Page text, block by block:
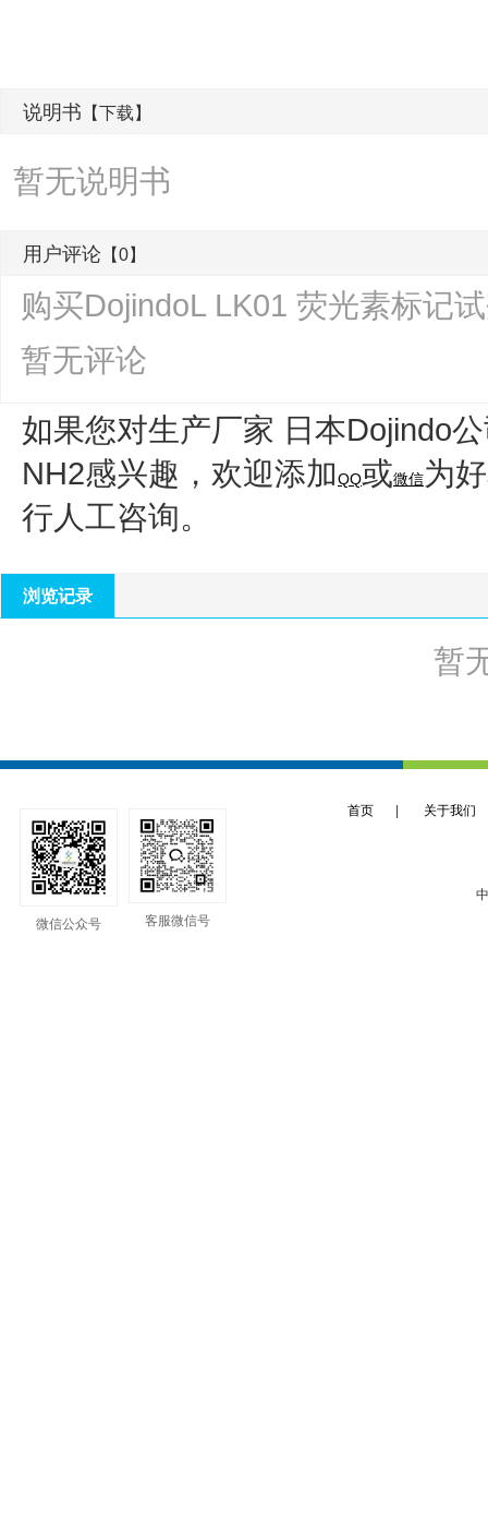
说明书 【下载】
暂无说明书
用户评论 【0】
购买DojindoL LK01 荧光素标记
暂无评论
如果您对生产厂家 日本Dojindo
NH2感兴趣，欢迎添加QQ或微信为
行人工咨询。
浏览记录
暂
首页 关于我们
微信公众号
客服微信号